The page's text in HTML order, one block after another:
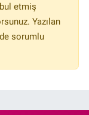
etmiş
Yazılan
sorumlu